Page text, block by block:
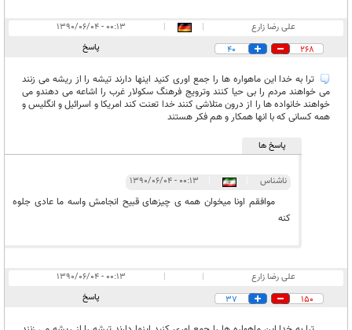
علی رضا زارع |
|
۰۰:۱۳ - ۱۳۹۰/۰۶/۰۴
268
40 پاسخ
ترا به خدا این ماهواره ها را جمع اوری کنید اینها دارند تیشه را از ریشه می زنند
می خواهند مردم را بی حیا کنند وترویج فرهنگ سکولار غرب را اشاعه می دهندو می
خواهند خانواده ها را از درون متلاشی کنند خدا تعنت کند امریکا و اسرائیل و انگلیس و
همه کسانی که با انها همکار و هم فکر هستند
پاسخ ها
ناشناس ۰۰:۱۳ - ۱۳۹۰/۰۶/۰۴
موافقم اونا میخوان همه ی چیزهای قبیح انجامش واسه ما عادی جلوه
کنه
علی رضا زارع |
|
۰۰:۱۳ - ۱۳۹۰/۰۶/۰۴
150
37 پاسخ